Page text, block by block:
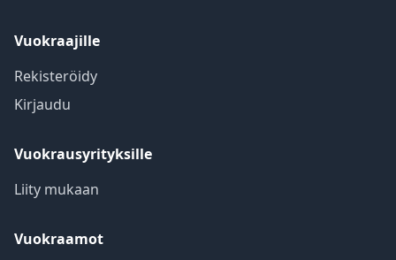
Vuokraajille
Rekisteröidy
Kirjaudu
Vuokrausyrityksille
Liity mukaan
Vuokraamot